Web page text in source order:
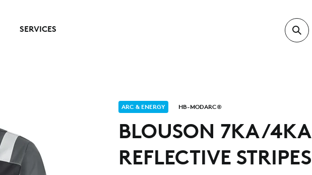
SERVICES
ARC & ENERGY HB-MODARC®
BLOUSON 7KA/4KA
REFLECTIVE STRIPES